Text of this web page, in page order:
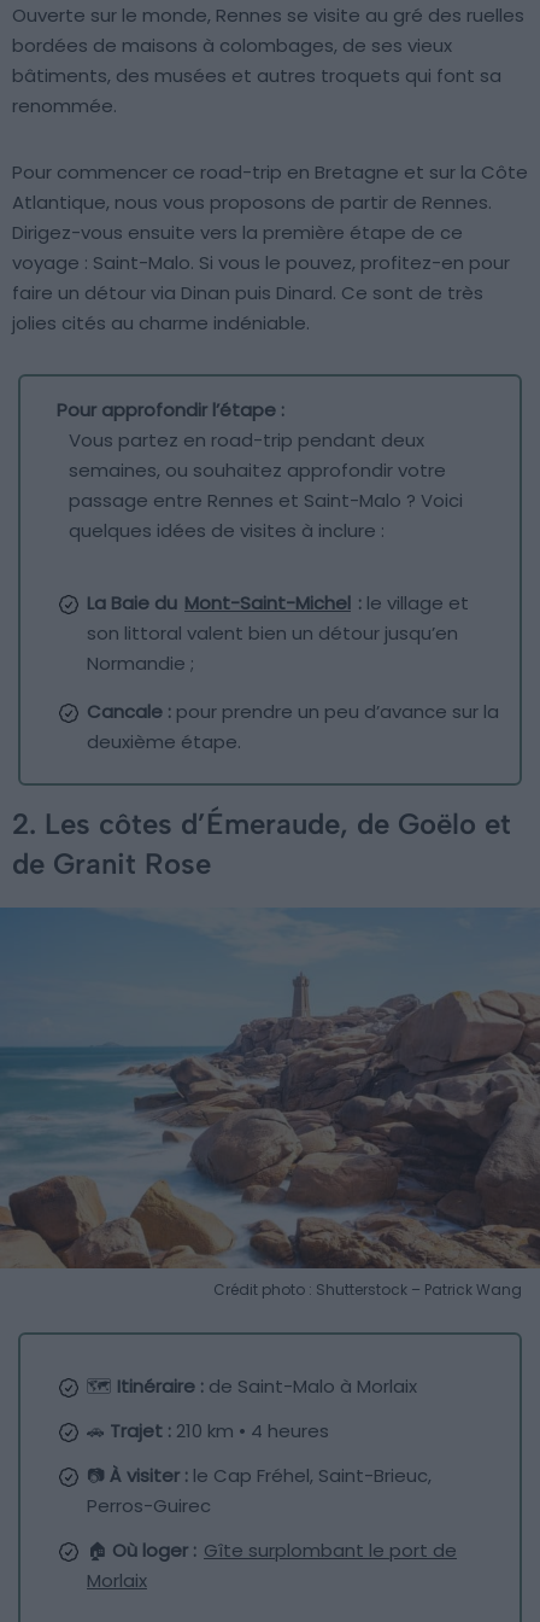
Ouverte sur le monde, Rennes se visite au gré des ruelles
bordées de maisons à colombages, de ses vieux
bâtiments, des musées et autres troquets qui font sa
renommée.
Pour commencer ce road-trip en Bretagne et sur la Côte
Atlantique, nous vous proposons de partir de Rennes.
Dirigez-vous ensuite vers la première étape de ce
voyage : Saint-Malo. Si vous le pouvez, profitez-en pour
faire un détour via Dinan puis Dinard. Ce sont de très
jolies cités au charme indéniable.
Pour approfondir l’étape :
Vous partez en road-trip pendant deux
semaines, ou souhaitez approfondir votre
passage entre Rennes et Saint-Malo ? Voici
quelques idées de visites à inclure :
La Baie du Mont-Saint-Michel : le village et
son littoral valent bien un détour jusqu’en
Normandie ;
Cancale : pour prendre un peu d’avance sur la
deuxième étape.
2. Les côtes d’Émeraude, de Goëlo et
de Granit Rose
Crédit photo : Shutterstock – Patrick Wang
🗺️ Itinéraire : de Saint-Malo à Morlaix
🚗 Trajet : 210 km • 4 heures
📷À visiter : le Cap Fréhel, Saint-Brieuc,
Perros-Guirec
🏠 Où loger : Gîte surplombant le port de
Morlaix